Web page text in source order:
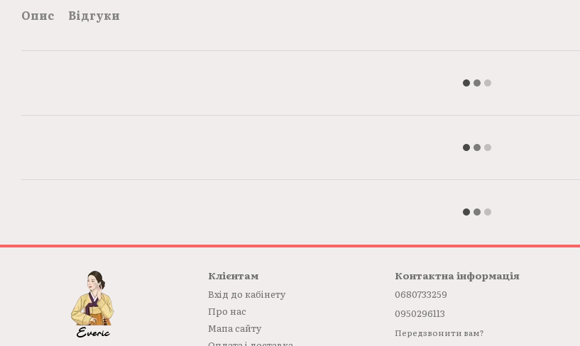
Опис Відгуки
Клієнтам
Вхід до кабінету
Про нас
Мапа сайту
Контактна інформація
0680733259
0950296113
Передзвонити вам?